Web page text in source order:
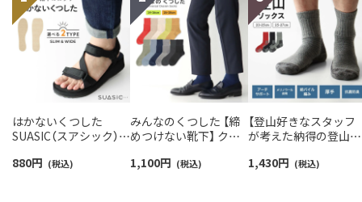
はかないくつした
SUASIC（スアシック）
抗菌防臭 ソックス メン
880円 (税込)
みんなのくつした 【締
めつけない靴下】 クル
【24-26cm】【26-28cm】
1,100円 (税込)
【登山好きなスタッフ
が考えた納得の登山用
リノウール混 クルー
1,430円 (税込)